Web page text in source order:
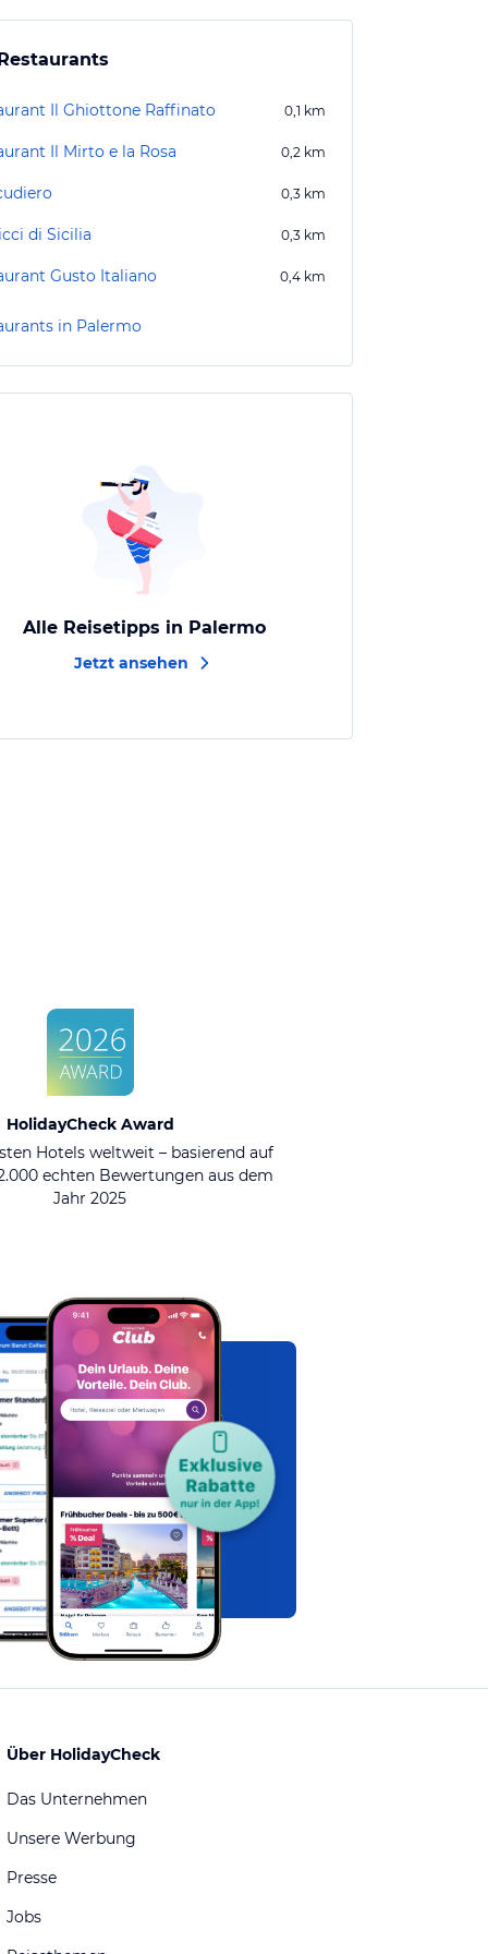
Il Ghiottone Raffinato 0,1 km
Il Mirto e la Rosa 0,2 km
0,3 km
di Sicilia 0,3 km
Gusto Italiano 0,4 km
in Palermo
Alle Reisetipps in Palermo
Jetzt ansehen
HolidayCheck Award
Hotels weltweit – basierend auf
echten Bewertungen aus dem
Jahr 2025
Über HolidayCheck
Das Unternehmen
Unsere Werbung
Presse
Jobs